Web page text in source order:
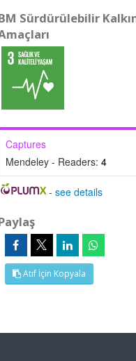
Sürdürülebilir
Captures
Mendeley - Readers: 4
-see details
Atıf İçin Kopyala